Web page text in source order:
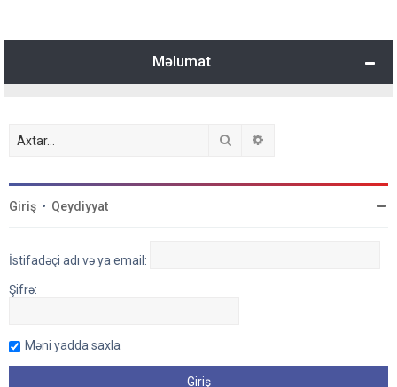
Məlumat
Axtar
Giriş • Qeydiyyat
İstifadəçi adı və ya email:
Şifrə:
Məni yadda saxla